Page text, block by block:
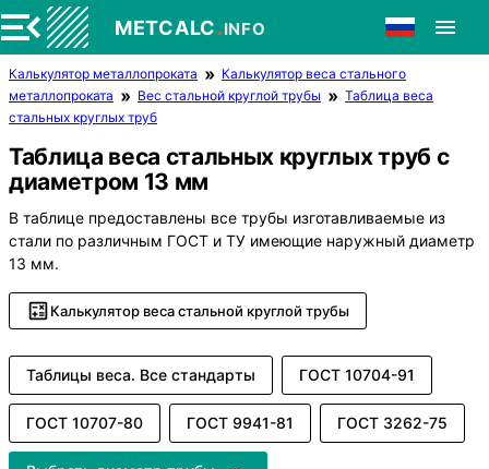
METCALC.INFO
Калькулятор металлопроката
Калькулятор веса стального
металлопроката
Вес стальной круглой трубы
Таблица веса
стальных круглых труб
Таблица веса стальных круглых труб с
диаметром 13 мм
В таблице предоставлены все трубы изготавливаемые из
стали по различным ГОСТ и ТУ имеющие наружный диаметр
13 мм.
Калькулятор веса стальной круглой трубы
Таблицы веса. Все стандарты ГОСТ 10704-91
ГОСТ 10707-80 ГОСТ 9941-81 ГОСТ 3262-75